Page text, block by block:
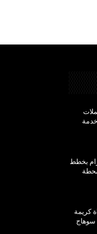
خدمة
بخطط
كريمة
سوهاج